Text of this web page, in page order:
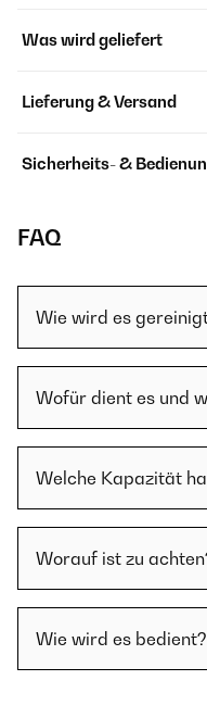
Was wird geliefert
Lieferung & Versand
Sicherheits- &
FAQ
Wie wird es
Wofür dient es und
Welche Kapazität
Worauf ist zu
Wie wird es bedient?